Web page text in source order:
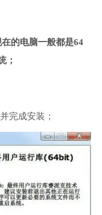
的电脑一般都是64
；
完成安装；